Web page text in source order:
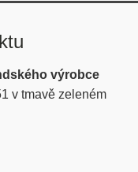
výrobce
v tmavě zeleném